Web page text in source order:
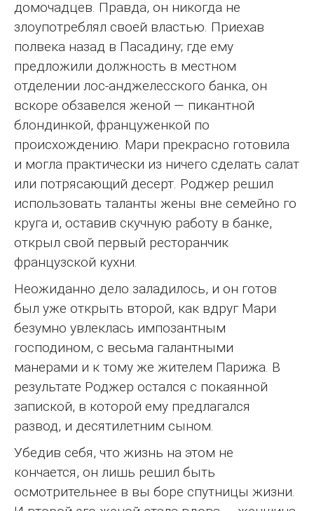
домочадцев. Правда, он никогда не
злоупотреблял своей властью. Приехав
полвека назад в Пасадину; где ему
предложили должность в местном
отделении лос-анджелесского банка, он
вскоре обзавелся женой — пикантной
блондинкой, француженкой по
происхождению. Мари прекрасно готовила
и могла практически из ничего сделать салат
или потрясающий десерт. Роджер решил
использовать таланты жены вне семейно го
круга и, оставив скучную работу в банке,
открыл свой первый ресторанчик
французской кухни.
Неожиданно дело заладилось, и он готов
был уже открыть второй, как вдруг Мари
безумно увлеклась импозантным
господином, с весьма галантными
манерами и к тому же жителем Парижа. В
результате Роджер остался с покаянной
запиской, в которой ему предлагался
развод, и десятилетним сыном.
Убедив себя, что жизнь на этом не
кончается, он лишь решил быть
осмотрительнее в вы боре спутницы жизни.